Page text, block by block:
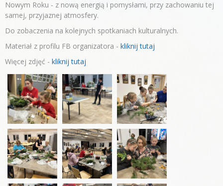
Nowym Roku - z nową energią i pomysłami, przy zachowaniu tej
samej, przyjaznej atmosfery.
Do zobaczenia na kolejnych spotkaniach kulturalnych.
Materiał z profilu FB organizatora - kliknij tutaj
Więcej zdjęć - kliknij tutaj